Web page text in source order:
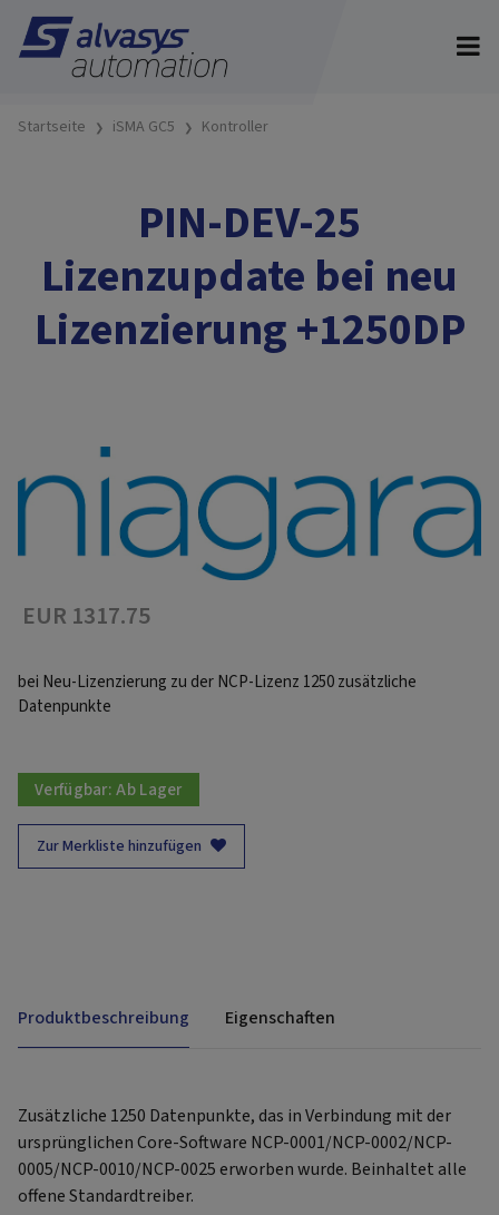
Startseite iSMA GC5 Kontroller
PIN-DEV-25
Lizenzupdate bei neu
Lizenzierung +1250DP
EUR 1317.75
bei Neu-Lizenzierung zu der NCP-Lizenz 1250 zusätzliche
Datenpunkte
Verfügbar:Ab Lager
Zur Merkliste hinzufügen
Produktbeschreibung Eigenschaften
Zusätzliche 1250 Datenpunkte, das in Verbindung mit der
ursprünglichen Core-Software NCP-0001/NCP-0002/NCP-
0005/NCP-0010/NCP-0025 erworben wurde. Beinhaltet alle
offene Standardtreiber.